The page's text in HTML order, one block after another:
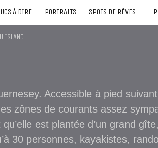
À DIRE PORTRAITS SPOTS DE RÊVES
ISLAND
Accessible à pied
zônes de courants assez
est plantée d’un grand
30 personnes, kayakistes,